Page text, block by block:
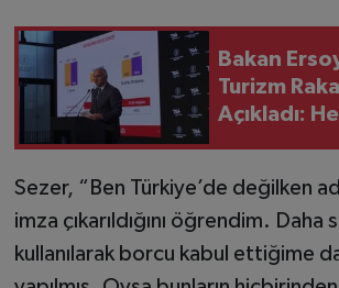
Bakan
Turizm
Açıkladı:
Sezer, “Ben Türkiye’de değilken
imza çıkarıldığını öğrendim. Daha
kullanılarak borcu kabul ettiğime